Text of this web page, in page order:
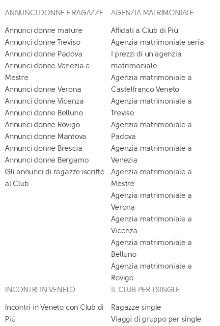
ANNUNCI DONNE E RAGAZZE
Annunci donne mature
Annunci donne Treviso
Annunci donne Padova
Annunci donne Venezia e
Mestre
Annunci donne Verona
Annunci donne Vicenza
Annunci donne Belluno
Annunci donne Rovigo
Annunci donne Mantova
Annunci donne Brescia
Annunci donne Bergamo
Gli annunci di ragazze iscritte
al Club
AGENZIA MATRIMONIALE
Affidati a Club di Più
Agenzia matrimoniale seria
I prezzi di un'agenzia
matrimoniale
Agenzia matrimoniale a
Castelfranco Veneto
Agenzia matrimoniale a
Treviso
Agenzia matrimoniale a
Padova
Agenzia matrimoniale a
Venezia
Agenzia matrimoniale a
Mestre
Agenzia matrimoniale a
Verona
Agenzia matrimoniale a
Vicenza
Agenzia matrimoniale a
Belluno
Agenzia matrimoniale a
Rovigo
INCONTRI IN VENETO
Incontri in Veneto con Club di
Più
IL CLUB PER I SINGLE
Ragazze single
Viaggi di gruppo per single